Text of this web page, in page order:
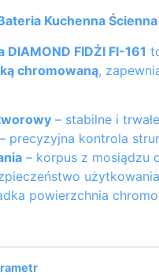
Kuchenna
FIDŻI FI-161
chromowaną,
– stabilne i
– precyzyjna kontrola
– korpus z mosiądzu
użytkowania
powierzchnia